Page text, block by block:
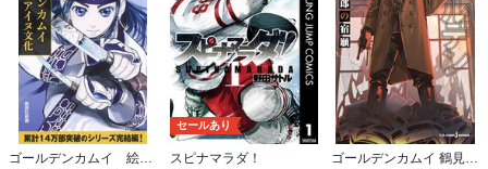
セールあり
スピナマラダ！